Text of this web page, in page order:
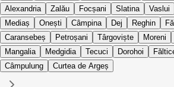
Alexandria
Zalău Focșani Slatina Vaslui
Mediaș
Onești Câmpina Dej Reghin
Caransebeș
Petroșani Târgoviște Moreni
Mangalia
Medgidia Tecuci Dorohoi
Câmpulung
Curtea de Argeș